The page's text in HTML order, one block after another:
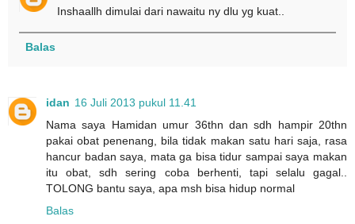
Inshaallh dimulai dari nawaitu ny dlu yg kuat..
Balas
idan 16 Juli 2013 pukul 11.41
Nama saya Hamidan umur 36thn dan sdh hampir 20thn
pakai obat penenang, bila tidak makan satu hari saja, rasa
hancur badan saya, mata ga bisa tidur sampai saya makan
itu obat, sdh sering coba berhenti, tapi selalu gagal..
TOLONG bantu saya, apa msh bisa hidup normal
Balas